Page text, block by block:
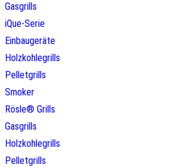
Gasgrills
iQue-Serie
Einbaugeräte
Holzkohlegrills
Pelletgrills
Smoker
Rösle® Grills
Gasgrills
Holzkohlegrills
Pelletgrills